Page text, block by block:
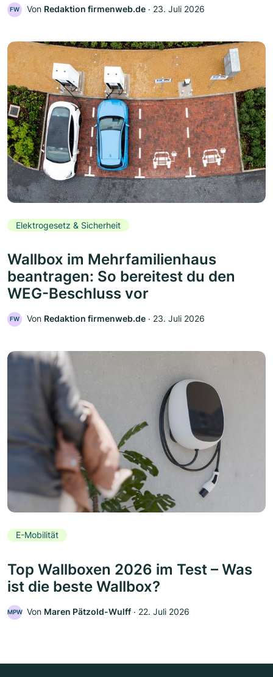
FW Von Redaktion firmenweb.de ‧ 23. Juli 2026
Elektrogesetz & Sicherheit
Wallbox im Mehrfamilienhaus
beantragen: So bereitest du den
WEG-Beschluss vor
FW Von Redaktion firmenweb.de ‧ 23. Juli 2026
E-Mobilität
Top Wallboxen 2026 im Test – Was
ist die beste Wallbox?
MPW Von Maren Pätzold-Wulff ‧ 22. Juli 2026